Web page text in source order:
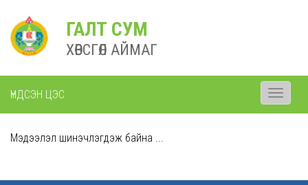
ГАЛТ СУМ
ХӨВСГӨЛ АЙМАГ
ҮНДСЭН ЦЭС
Toggle
Мэдээлэл шинэчлэгдэж байна ...